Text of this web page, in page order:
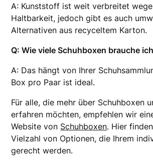
A: Kunststoff ist weit verbreitet
Haltbarkeit, jedoch gibt es auch
Alternativen aus recyceltem Karton.
Q: Wie viele Schuhboxen brauche
A: Das hängt von Ihrer
Box pro Paar ist ideal.
Für alle, die mehr über Schuhboxen
erfahren möchten, empfehlen wir
Website von Schuhboxen. Hier
Vielzahl von Optionen, die Ihrem
gerecht werden.